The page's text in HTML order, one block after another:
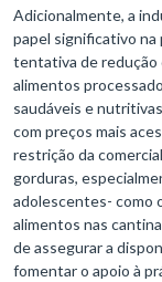
Adicionalmente, a
papel significativo na
tentativa de redução
alimentos
saudáveis ​​e
com preços mais
restrição da
gorduras,
adolescentes- como
alimentos nas
de assegurar a
fomentar o apoio à